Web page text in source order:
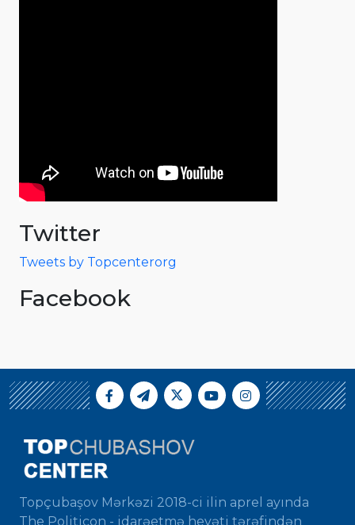
Twitter
Tweets by Topcenterorg
Facebook
Topçubaşov Mərkəzi 2018-ci ilin aprel ayında
The Politicon - idarəetmə heyəti tərəfindən